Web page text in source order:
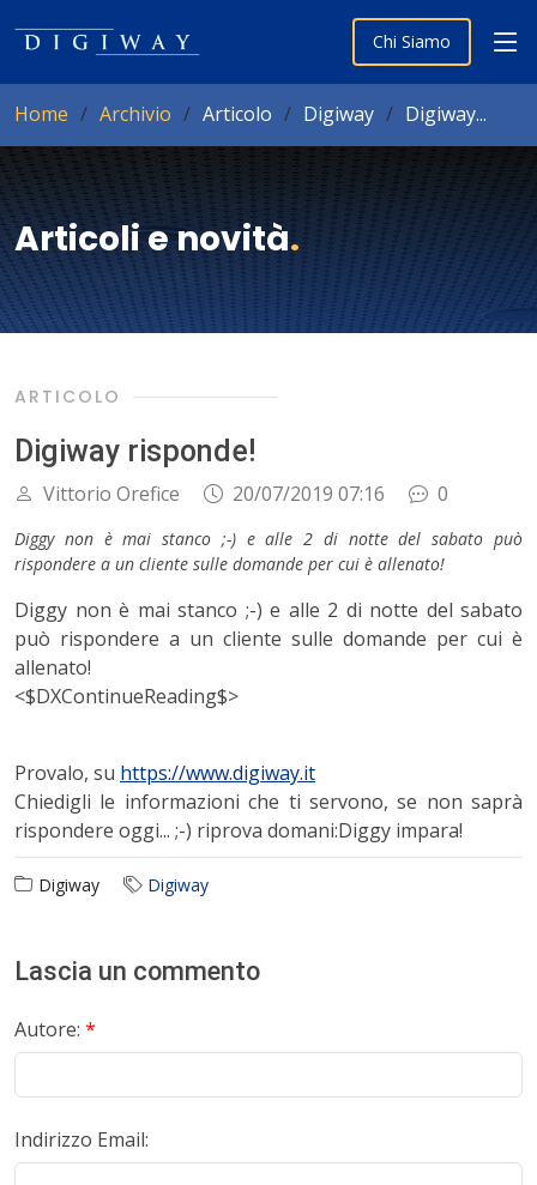
Chi Siamo
Home Archivio Articolo Digiway Digiway...
Articoli e novità.
ARTICOLO
Digiway risponde!
Vittorio Orefice 20/07/2019 07:16 0
Diggy non è mai stanco ;-) e alle 2 di notte del sabato può
rispondere a un cliente sulle domande per cui è allenato!
Diggy non è mai stanco ;-) e alle 2 di notte del sabato
può rispondere a un cliente sulle domande per cui è
allenato!
<$DXContinueReading$>
Provalo, su https://www.digiway.it
Chiedigli le informazioni che ti servono, se non saprà
rispondere oggi... ;-) riprova domani:Diggy impara!
Digiway Digiway
Lascia un commento
Autore: *
Indirizzo Email: